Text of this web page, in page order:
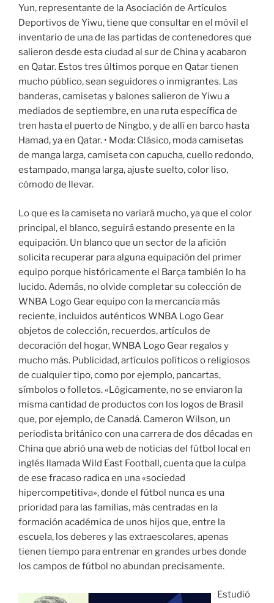
Yun, representante de la Asociación de Artículos
Deportivos de Yiwu, tiene que consultar en el móvil el
inventario de una de las partidas de contenedores que
salieron desde esta ciudad al sur de China y acabaron
en Qatar. Estos tres últimos porque en Qatar tienen
mucho público, sean seguidores o inmigrantes. Las
banderas, camisetas y balones salieron de Yiwu a
mediados de septiembre, en una ruta específica de
tren hasta el puerto de Ningbo, y de allí en barco hasta
Hamad, ya en Qatar. • Moda: Clásico, moda camisetas
de manga larga, camiseta con capucha, cuello redondo,
estampado, manga larga, ajuste suelto, color liso,
cómodo de llevar.
Lo que es la camiseta no variará mucho, ya que el color
principal, el blanco, seguirá estando presente en la
equipación. Un blanco que un sector de la afición
solicita recuperar para alguna equipación del primer
equipo porque históricamente el Barça también lo ha
lucido. Además, no olvide completar su colección de
WNBA Logo Gear equipo con la mercancía más
reciente, incluidos auténticos WNBA Logo Gear
objetos de colección, recuerdos, artículos de
decoración del hogar, WNBA Logo Gear regalos y
mucho más. Publicidad, artículos políticos o religiosos
de cualquier tipo, como por ejemplo, pancartas,
símbolos o folletos. «Lógicamente, no se enviaron la
misma cantidad de productos con los logos de Brasil
que, por ejemplo, de Canadá. Cameron Wilson, un
periodista británico con una carrera de dos décadas en
China que abrió una web de noticias del fútbol local en
inglés llamada Wild East Football, cuenta que la culpa
de ese fracaso radica en una «sociedad
hipercompetitiva», donde el fútbol nunca es una
prioridad para las familias, más centradas en la
formación académica de unos hijos que, entre la
escuela, los deberes y las extraescolares, apenas
tienen tiempo para entrenar en grandes urbes donde
los campos de fútbol no abundan precisamente.
Estudió